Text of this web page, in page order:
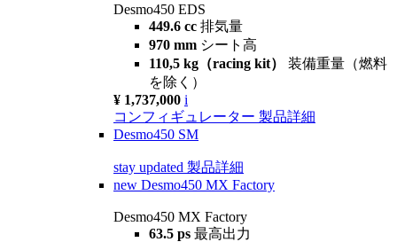
Desmo450 EDS
449.6 cc 排気量
970 mm シート高
110,5 kg（racing kit） 装備重量（燃料
を除く）
¥ 1,737,000 i
コンフィギュレーター 製品詳細
Desmo450 SM
stay updated 製品詳細
new Desmo450 MX Factory
Desmo450 MX Factory
63.5 ps 最高出力